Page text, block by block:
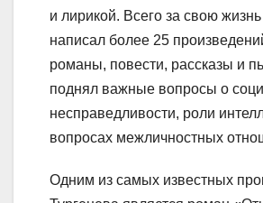
и лирикой. Всего за свою
написал более 25
романы, повести, рассказы и
поднял важные вопросы о
несправедливости, роли
вопросах межличностных
Одним из самых известных